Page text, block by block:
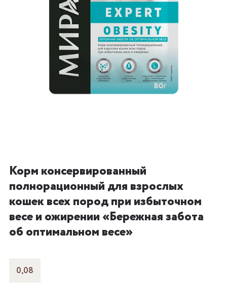
Корм консервированный
полнорационный для взрослых
кошек всех пород при избыточном
весе и ожирении «Бережная забота
об оптимальном весе»
0,08